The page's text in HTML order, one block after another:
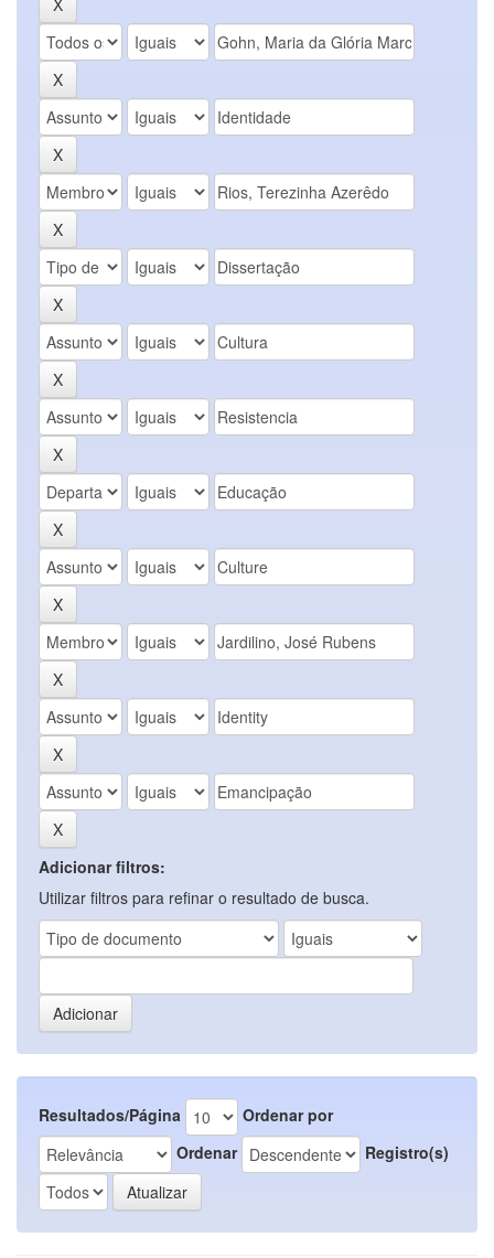
Adicionar filtros:
Utilizar filtros para refinar o resultado de busca.
Resultados/Página
Ordenar por
Ordenar
Registro(s)